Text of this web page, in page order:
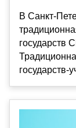
В Санкт-
государств
государств-